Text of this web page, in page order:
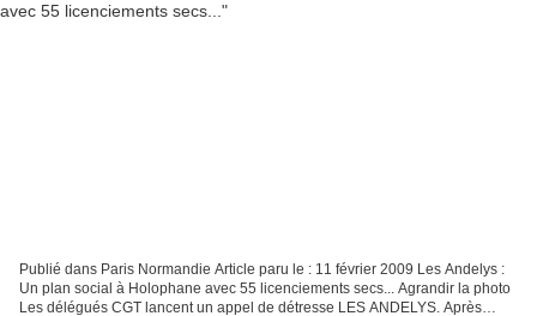
Publié dans Paris Normandie Article paru le : 11 février 2009 Les Andelys :
Un plan social à Holophane avec 55 licenciements secs... Agrandir la photo
Les délégués CGT lancent un appel de détresse LES ANDELYS. Après